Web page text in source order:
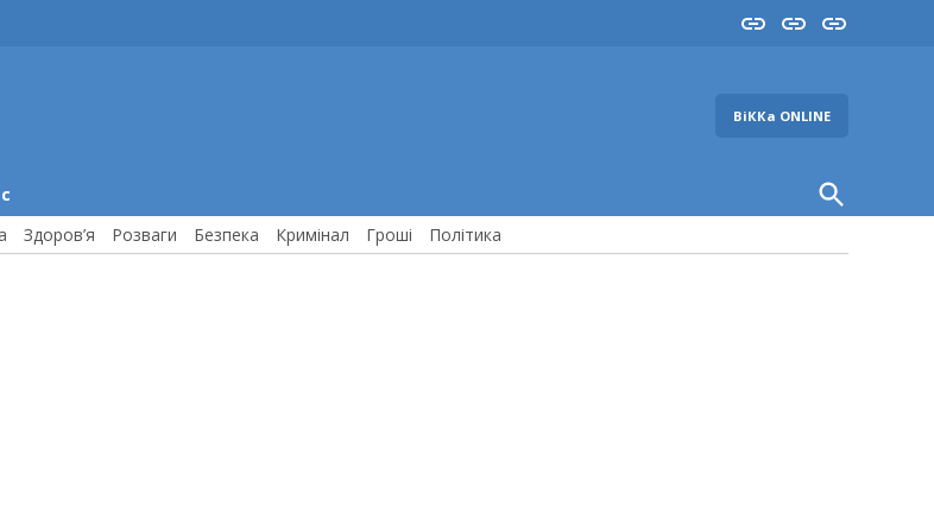
InstaYouTube
FB
ВіККа ONLINE
Open
Search
Здоров’я Розваги Безпека Кримінал Гроші Політика